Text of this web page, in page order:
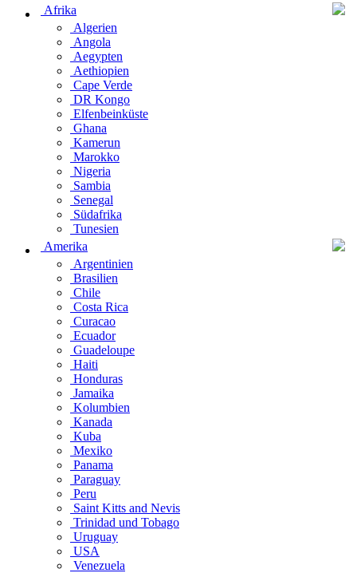
Afrika
Algerien
Angola
Aegypten
Aethiopien
Cape Verde
DR Kongo
Elfenbeinküste
Ghana
Kamerun
Marokko
Nigeria
Sambia
Senegal
Südafrika
Tunesien
Amerika
Argentinien
Brasilien
Chile
Costa Rica
Curacao
Ecuador
Guadeloupe
Haiti
Honduras
Jamaika
Kolumbien
Kanada
Kuba
Mexiko
Panama
Paraguay
Peru
Saint Kitts and Nevis
Trinidad und Tobago
Uruguay
USA
Venezuela